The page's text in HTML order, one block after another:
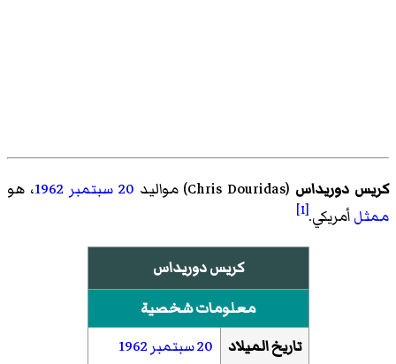
كريس دوريداس (
Chris Douridas)‏ مواليد 20 سبتمبر 1962، هو
ممثلأمريكي.[1]
كريس دوريداس
معلومات شخصية
تاريخ الميلاد
20 سبتمبر
1962